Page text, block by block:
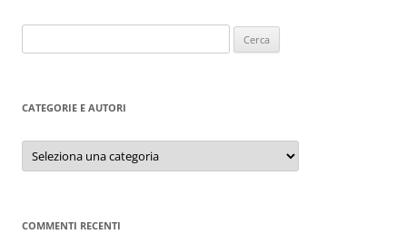
per:
CATEGORIE E AUTORI
Categorie
autori
COMMENTI RECENTI